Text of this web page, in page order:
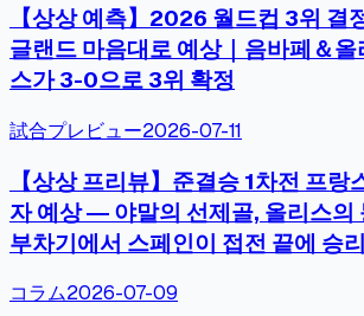
【상상 예측】2026 월드컵 3위 결
글랜드 마음대로 예상｜음바페＆
스가 3-0으로 3위 확정
試合プレビュー2026-07-11
【상상 프리뷰】준결승 1차전 프랑
자 예상 ― 야말의 선제골, 올리스의
부차기에서 스페인이 접전 끝에 승리
コラム2026-07-09